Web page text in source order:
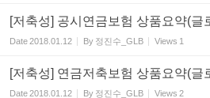
[저축성] 공시연금보험 상품요약(글
Date2018.01.12 By 정진수_GLB Views 1
[저축성] 연금저축보험 상품요약(글
Date2018.01.12 By 정진수_GLB Views 2